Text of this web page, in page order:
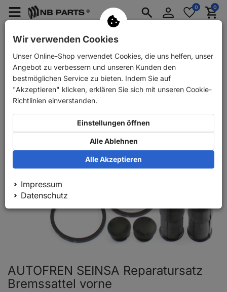
Menü
PKW Anhänger Ersatzteile
AnmeldenMerkzettel
aufklappen
0 0
Zurück PKW Ersatzteile AUTOFREN SEINSA Reparatursatz
AUTOFREN SEINSA Reparatursatz
Bremssattel vorne
Wir verwenden Cookies
Unser Online-Shop verwendet Cookies, die uns helfen, unser
Angebot zu verbessern und unseren Kunden den
bestmöglichen Service zu bieten. Indem Sie auf
"Akzeptieren" klicken, erklären Sie sich mit unseren Cookie-
Richtlinien einverstanden.
Einstellungen öffnen
Alle Ablehnen
Alle Akzeptieren
Impressum
Datenschutz